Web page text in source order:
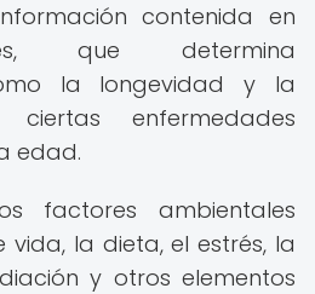
contenida en
que determina
la longevidad y la
ciertas enfermedades
edad.
factores ambientales
vida, la dieta, el estrés, la
y otros elementos